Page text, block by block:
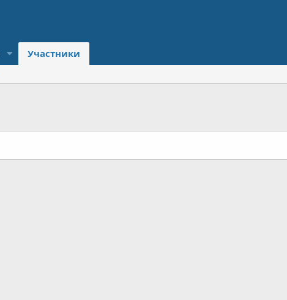
Участники